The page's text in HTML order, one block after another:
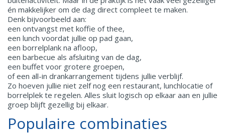
én makkelijker om de dag direct compleet te maken.
Denk bijvoorbeeld aan:
een ontvangst met koffie of thee,
een lunch voordat jullie op pad gaan,
een borrelplank na afloop,
een barbecue als afsluiting van de dag,
een buffet voor grotere groepen,
of een all-in drankarrangement tijdens jullie verblijf.
Zo hoeven jullie niet zelf nog een restaurant, lunchlocatie of
borrelplek te regelen. Alles sluit logisch op elkaar aan en jullie
groep blijft gezellig bij elkaar.
Populaire combinaties